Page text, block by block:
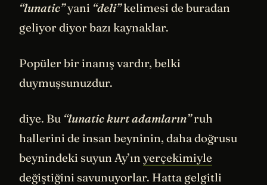
“lunatic”yani “deli”kelimesi de buradan
geliyor diyor bazı kaynaklar.
Popüler bir inanış vardır, belki
duymuşsunuzdur.
diye. Bu “lunatic kurt adamların”ruh
hallerini de insan beyninin, daha doğrusu
beynindeki suyun Ay’ın yerçekimiyle
değiştiğini savunuyorlar. Hatta gelgitli